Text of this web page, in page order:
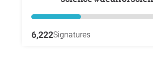
6,222Signatures